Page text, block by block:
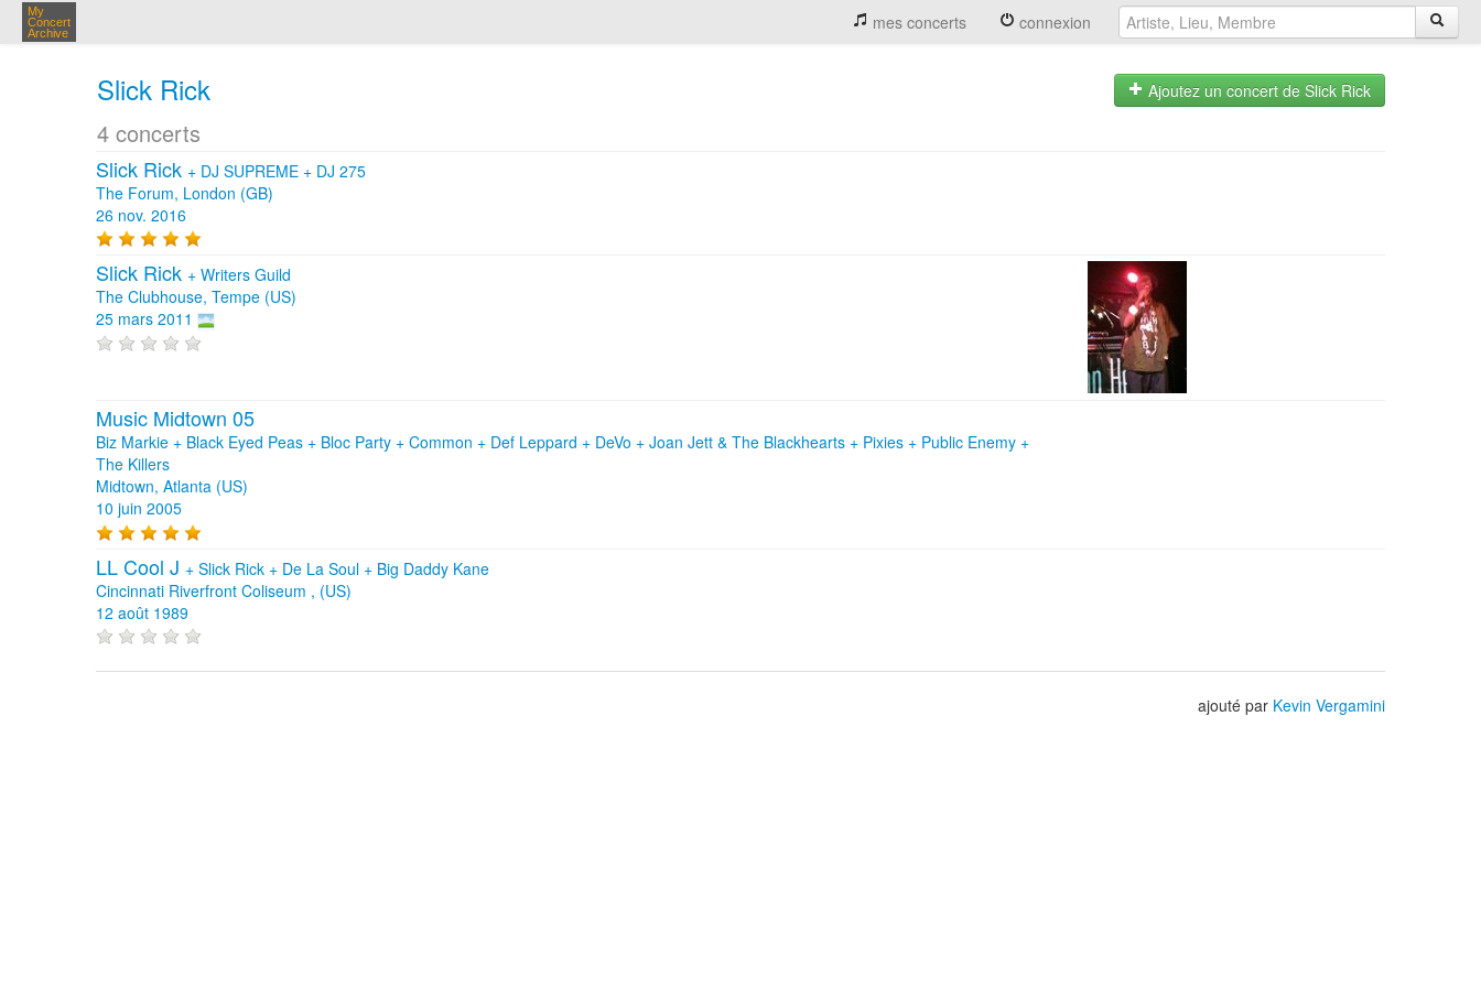
My
Concert
Archive
mes concerts connexion
Slick Rick
4 concerts
Ajoutez un concert de Slick Rick
Slick Rick + DJ SUPREME + DJ 275
The Forum, London (GB)
26 nov. 2016
Slick Rick + Writers Guild
The Clubhouse, Tempe (US)
25 mars 2011
Music Midtown 05
Biz Markie + Black Eyed Peas + Bloc Party + Common + Def Leppard + DeVo + Joan Jett & The Blackhearts + Pixies + Public Enemy +
The Killers
Midtown, Atlanta (US)
10 juin 2005
LL Cool J + Slick Rick + De La Soul + Big Daddy Kane
Cincinnati Riverfront Coliseum , (US)
12 août 1989
ajouté par Kevin Vergamini